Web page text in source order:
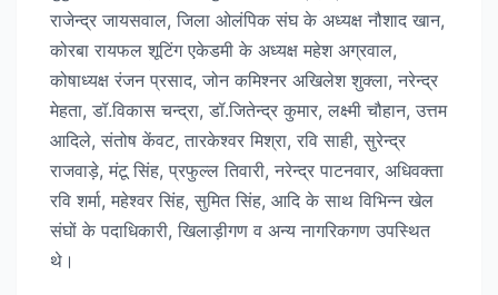
राजेन्द्र जायसवाल, जिला ओलंपिक संघ के अध्यक्ष नौशाद खान,
कोरबा रायफल शूटिंग एकेडमी के अध्यक्ष महेश अग्रवाल,
कोषाध्यक्ष रंजन प्रसाद, जोन कमिश्नर अखिलेश शुक्ला, नरेन्द्र
मेहता, डॉ.विकास चन्द्रा, डॉ.जितेन्द्र कुमार, लक्ष्मी चौहान, उत्तम
आदिले, संतोष केंवट, तारकेश्वर मिश्रा, रवि साही, सुरेन्द्र
राजवाड़े, मंटू सिंह, प्रफुल्ल तिवारी, नरेन्द्र पाटनवार, अधिवक्ता
रवि शर्मा, महेश्वर सिंह, सुमित सिंह, आदि के साथ विभिन्न खेल
संघों के पदाधिकारी, खिलाड़ीगण व अन्य नागरिकगण उपस्थित
थे।